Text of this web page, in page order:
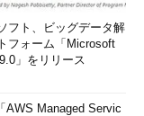
フト、ビッグデータ解
フォーム「Microsoft
」をリリース
AWS Managed Servic